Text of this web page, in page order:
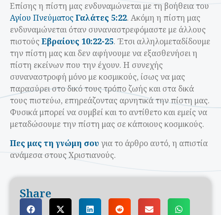
Επίσης η πίστη μας ενδυναμώνεται με τη βοήθεια του
Αγίου ΠνεύματοςΓαλάτες 5:22. Ακόμη η πίστη μας
ενδυναμώνεται όταν συναναστρεφόμαστε με άλλους
πιστούςΕβραίους 10:22-25. Έτσι αλληλομεταδίδουμε
την πίστη μας και δεν αφήνουμε να εξασθενήσει η
πίστη εκείνων που την έχουν. Η συνεχής
συναναστροφή μόνο με κοσμικούς, ίσως να μας
παρασύρει στο δικό τους τρόπο ζωής και στα δικά
τους πιστεύω, επηρεάζοντας αρνητικά την πίστη μας.
Φυσικά μπορεί να συμβεί και το αντίθετο και εμείς να
μεταδώσουμε την πίστη μας σε κάποιους κοσμικούς.
Πες μας τη γνώμη σου για το άρθρο αυτό, η απιστία
ανάμεσα στους Χριστιανούς.
Share